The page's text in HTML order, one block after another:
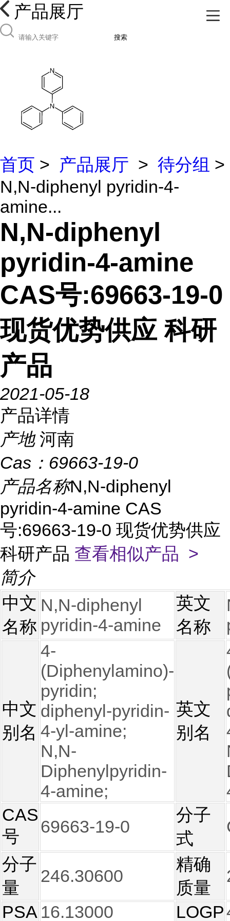
产品展厅
搜索
首页 > 产品展厅 > 待分组 >
N,N-diphenyl pyridin-4-
amine...
N,N-diphenyl
pyridin-4-amine
CAS号:69663-19-0
现货优势供应 科研
产品
2021-05-18
产品详情
产地 河南
Cas： 69663-19-0
产品名称N,N-diphenyl
pyridin-4-amine CAS
号:69663-19-0 现货优势供应
科研产品 查看相似产品 >
简介
中文
名称
N,N-diphenyl
pyridin-4-amine
英文
名称
中文
别名
4-
(Diphenylamino)-
pyridin;
diphenyl-pyridin-
4-yl-amine;
N,N-
Diphenylpyridin-
4-amine;
英文
别名
CAS
号
69663-19-0
分子
式
分子
量
246.30600
精确
质量
PSA 16.13000 LOGP